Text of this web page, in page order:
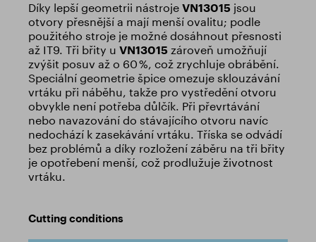
Díky lepší geometrii nástroje VN13015 jsou
otvory přesnější a mají menší ovalitu; podle
použitého stroje je možné dosáhnout přesnosti
až IT9. Tři břity u VN13015 zároveň umožňují
zvýšit posuv až o 60 %, což zrychluje obrábění.
Speciální geometrie špice omezuje sklouzávání
vrtáku při náběhu, takže pro vystředění otvoru
obvykle není potřeba důlčík. Při převrtávání
nebo navazování do stávajícího otvoru navíc
nedochází k zasekávání vrtáku. Tříska se odvádí
bez problémů a díky rozložení záběru na tři břity
je opotřebení menší, což prodlužuje životnost
vrtáku.
Cutting conditions